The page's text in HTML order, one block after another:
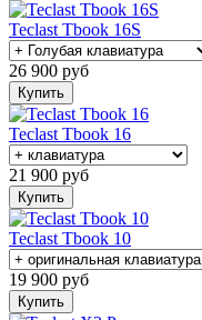
Teclast Tbook 16S
26 900 руб
Купить
Teclast Tbook 16
21 900 руб
Купить
Teclast Tbook 10
19 900 руб
Купить